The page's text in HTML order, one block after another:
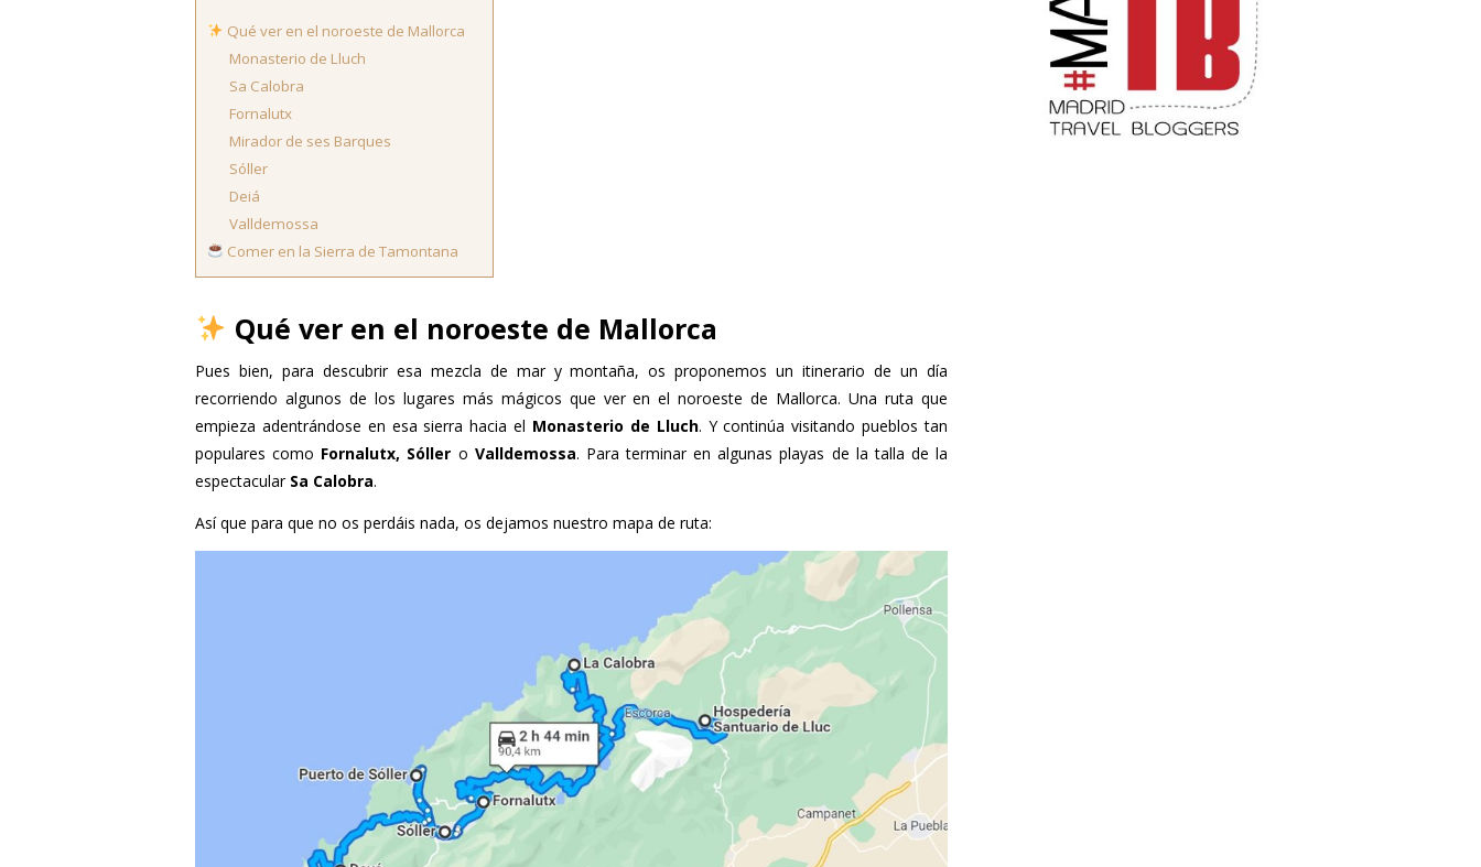
Qué ver en el noroeste de Mallorca
Monasterio de Lluch
Sa Calobra
Fornalutx
Mirador de ses Barques
Sóller
Deiá
Valldemossa
Comer en la Sierra de Tamontana
Qué ver en el noroeste de Mallorca
Pues bien, para descubrir esa mezcla de mar y montaña, os proponemos un itinerario de un día
recorriendo algunos de los lugares más mágicos que ver en el noroeste de Mallorca. Una ruta que
empieza adentrándose en esa sierra hacia el Monasterio de Lluch. Y continúa visitando pueblos tan
populares como Fornalutx, Sóller o Valldemossa. Para terminar en algunas playas de la talla de la
espectacular Sa Calobra.
Así que para que no os perdáis nada, os dejamos nuestro mapa de ruta: